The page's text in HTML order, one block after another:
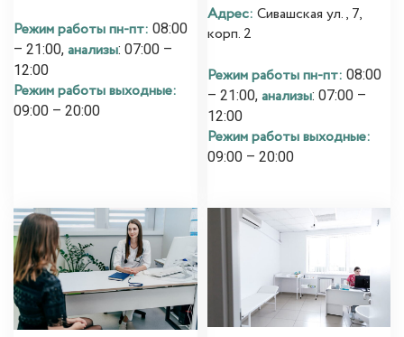
Режим работы пн-пт: 08:00
– 21:00, анализы: 07:00 –
12:00
Режим работы выходные:
09:00 – 20:00
Адрес: Сивашская ул., 7,
корп. 2
Режим работы пн-пт: 08:00
– 21:00, анализы: 07:00 –
12:00
Режим работы выходные:
09:00 – 20:00